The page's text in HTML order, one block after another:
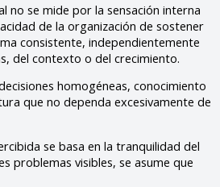
no se mide por la sensación interna
de la organización de sostener
consistente, independientemente
del contexto o del crecimiento.
homogéneas, conocimiento
que no dependa excesivamente de
se basa en la tranquilidad del
problemas visibles, se asume que